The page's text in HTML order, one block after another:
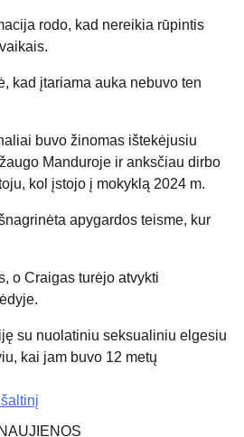
rodo, kad nereikia rūpintis
kad įtariama auka nebuvo ten
buvo žinomas ištekėjusiu
Manduroje ir anksčiau dirbo
kol įstojo į mokyklą 2024 m.
apygardos teisme, kur
o Craigas turėjo atvykti
su nuolatiniu seksualiniu elgesiu
kai jam buvo 12 metų